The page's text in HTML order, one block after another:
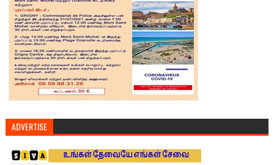
ADVERTISE